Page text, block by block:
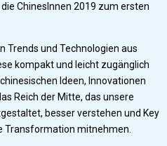
ChinesInnen 2019 zum ersten
Trends und Technologien aus
kompakt und leicht zugänglich
Ideen, Innovationen
Reich der Mitte, das unsere
besser verstehen und Key
Transformation mitnehmen.